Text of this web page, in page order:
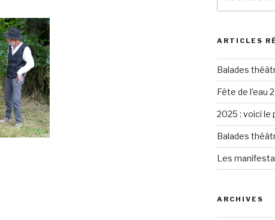
:
ARTICLES
Balades
Fête de l’eau
2025 : voici le
Balades
Les
ARCHIVES